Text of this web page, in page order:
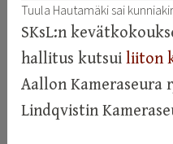
Tuula Hautamäki sai
SKsL:n
hallitus kutsuiliiton
Aallon Kameraseura
Lindqvistin